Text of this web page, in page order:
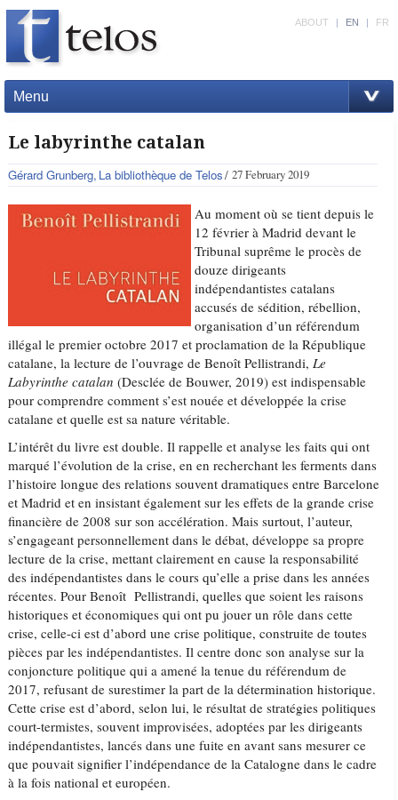
Menu
ABOUT | EN | FR
Le labyrinthe catalan
Gérard Grunberg La bibliothèque de Telos 27 February 2019
Au moment où se tient depuis le
12 février à Madrid devant le
Tribunal suprême le procès de
douze dirigeants
indépendantistes catalans
accusés de sédition, rébellion,
organisation d’un référendum
illégal le premier octobre 2017 et proclamation de la République
catalane, la lecture de l’ouvrage de Benoît Pellistrandi,Le
Labyrinthe catalan (Desclée de Bouwer, 2019) est indispensable
pour comprendre comment s’est nouée et développée la crise
catalane et quelle est sa nature véritable.
L’intérêt du livre est double. Il rappelle et analyse les faits qui ont
marqué l’évolution de la crise, en en recherchant les ferments dans
l’histoire longue des relations souvent dramatiques entre Barcelone
et Madrid et en insistant également sur les effets de la grande crise
financière de 2008 sur son accélération. Mais surtout, l’auteur,
s’engageant personnellement dans le débat, développe sa propre
lecture de la crise, mettant clairement en cause la responsabilité
des indépendantistes dans le cours qu’elle a prise dans les années
récentes. Pour Benoît Pellistrandi, quelles que soient les raisons
historiques et économiques qui ont pu jouer un rôle dans cette
crise, celle-ci est d’abord une crise politique, construite de toutes
pièces par les indépendantistes. Il centre donc son analyse sur la
conjoncture politique qui a amené la tenue du référendum de
2017, refusant de surestimer la part de la détermination historique.
Cette crise est d’abord, selon lui, le résultat de stratégies politiques
court-termistes, souvent improvisées, adoptées par les dirigeants
indépendantistes, lancés dans une fuite en avant sans mesurer ce
que pouvait signifier l’indépendance de la Catalogne dans le cadre
à la fois national et européen.